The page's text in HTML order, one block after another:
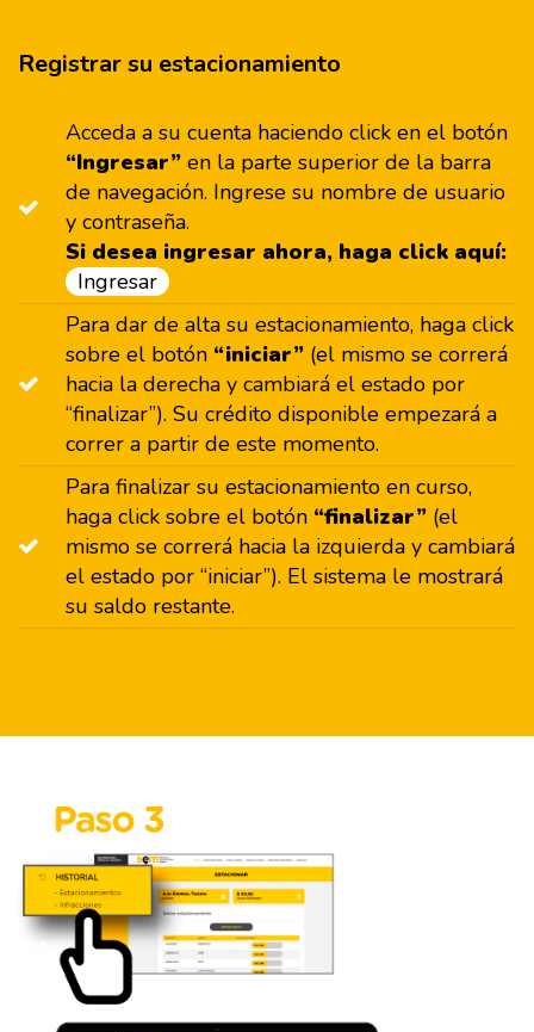
Registrar su estacionamiento
Acceda a su cuenta haciendo click en el botón
“Ingresar” en la parte superior de la barra
de navegación. Ingrese su nombre de usuario
y contraseña.
Si desea ingresar ahora, haga click aquí:
Ingresar
Para dar de alta su estacionamiento, haga click
sobre el botón “iniciar” (el mismo se correrá
hacia la derecha y cambiará el estado por
“finalizar”). Su crédito disponible empezará a
correr a partir de este momento.
Para finalizar su estacionamiento en curso,
haga click sobre el botón “finalizar” (el
mismo se correrá hacia la izquierda y cambiará
el estado por “iniciar”). El sistema le mostrará
su saldo restante.